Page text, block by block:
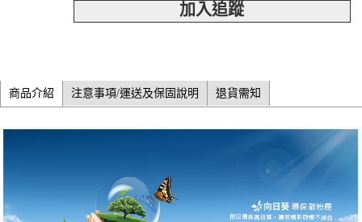
加入追蹤
商品介紹 注意事項/運送及保固說明 退貨需知